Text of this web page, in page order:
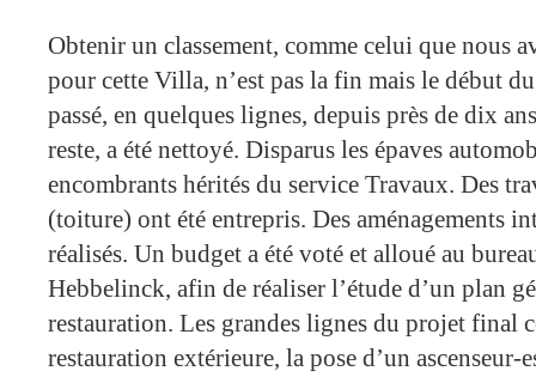
Obtenir un classement, comme celui que nous
pour cette Villa, n’est pas la fin mais le début
passé, en quelques lignes, depuis près de dix
reste, a été nettoyé. Disparus les épaves
encombrants hérités du service Travaux. Des
(toiture) ont été entrepris. Des aménagements
réalisés. Un budget a été voté et alloué au
Hebbelinck, afin de réaliser l’étude d’un plan
restauration. Les grandes lignes du projet final
restauration extérieure, la pose d’un